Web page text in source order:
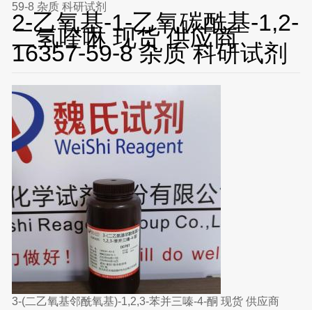
59-8 杂质 科研试剂
2-乙氧基-1-乙氧碳酰基-1,2-
二氢喹啉 现货 供应商
16357-59-8 杂质 科研试剂
3-(二乙氧基邻酰氧基)-1,2,3-苯并三嗪-4-酮 现货 供应商